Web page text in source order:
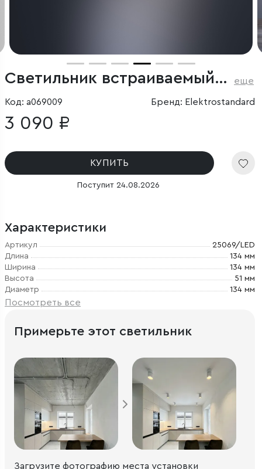
Светильник встраиваемый светодиодный Combi 20W 4000K белый еще
Код: a069009 Бренд: Elektrostandard
3 090 ₽
КУПИТЬ
Поступит 24.08.2026
Характеристики
Артикул
25069/LED
Длина
134 мм
Ширина
134 мм
Высота
51 мм
Диаметр
134 мм
Посмотреть все
Примерьте этот светильник
Загрузите фотографию места установки